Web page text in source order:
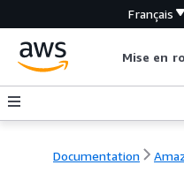
Français
Mise en
Documentation